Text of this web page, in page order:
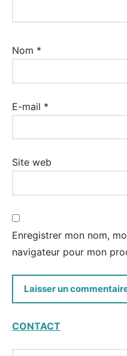
Nom *
E-mail *
Site web
Enregistrer mon nom,
navigateur pour mon
CONTACT